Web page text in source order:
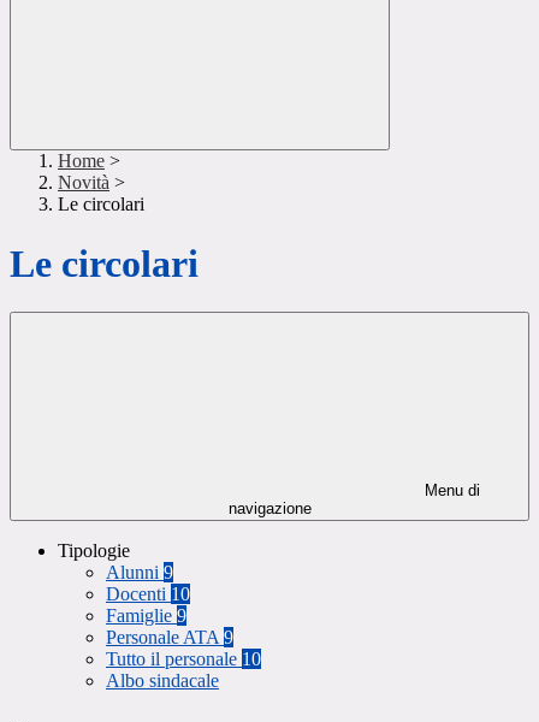
Home >
Novità >
Le circolari
Le circolari
Menu di
navigazione
Tipologie
Alunni 9
Docenti 10
Famiglie 9
Personale ATA 9
Tutto il personale 10
Albo sindacale